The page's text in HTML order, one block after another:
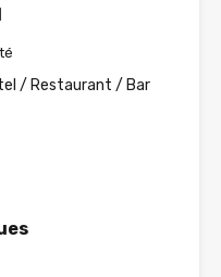
/ Restaurant / Bar